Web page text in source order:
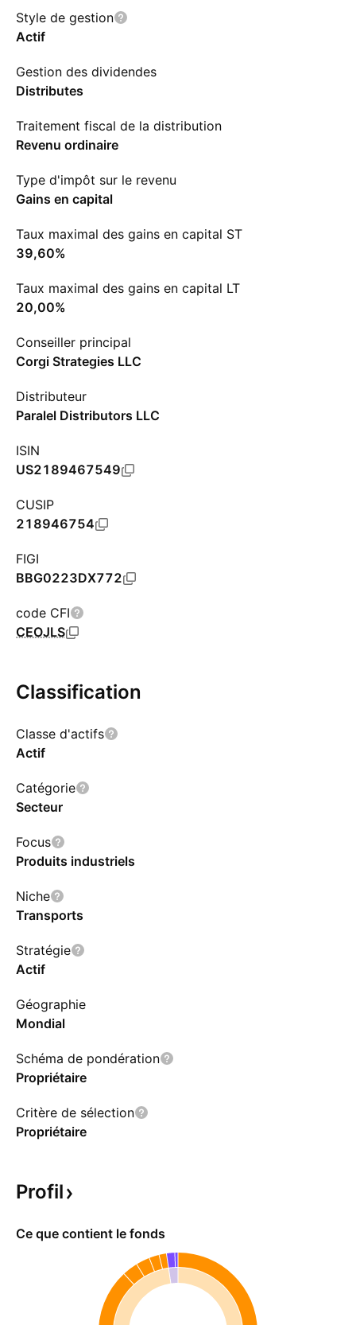
Style de gestion
Actif
Gestion des dividendes
Distributes
Traitement fiscal de la distribution
Revenu ordinaire
Type d'impôt sur le revenu
Gains en capital
Taux maximal des gains en capital ST
39,60%
Taux maximal des gains en capital LT
20,00%
Conseiller principal
Corgi Strategies LLC
Distributeur
Paralel Distributors LLC
ISIN
US2189467549
CUSIP
218946754
FIGI
BBG0223DX772
code CFI
CEOJLS
Classification
Classe d'actifs
Actif
Catégorie
Secteur
Focus
Produits industriels
Niche
Transports
Stratégie
Actif
Géographie
Mondial
Schéma de pondération
Propriétaire
Critère de sélection
Propriétaire
Profil
Ce que contient le fonds